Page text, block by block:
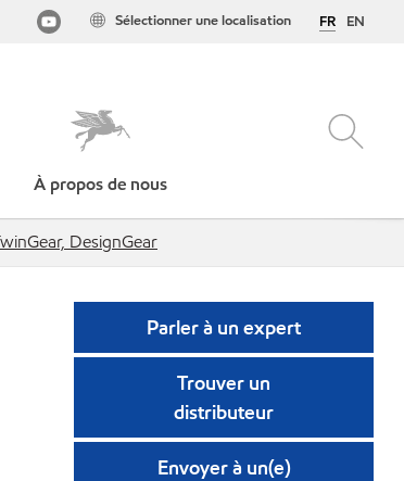
FR EN
Sélectionner une localisation
À propos de nous
DesignGear
Parler à un expert
Trouver un
distributeur
Envoyer à un(e)